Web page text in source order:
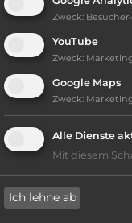
Gletscherzunge
Zweck:
YouTube
Zweck:
Google Maps
Zweck:
Alle Dienste
Mit diesem
Ich lehne ab